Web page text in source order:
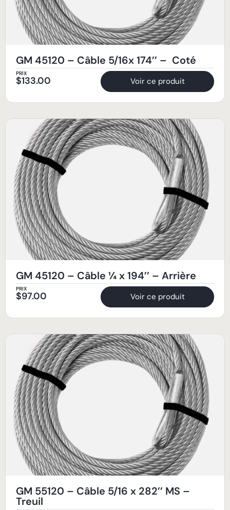
GM 45120 – Câble 5/16x 174’’ – Coté
PRIX
$133.00 Voir ce produit
GM 45120 – Câble ¼ x 194’’ – Arrière
PRIX
$97.00 Voir ce produit
GM 55120 – Câble 5/16 x 282’’ MS –
Treuil